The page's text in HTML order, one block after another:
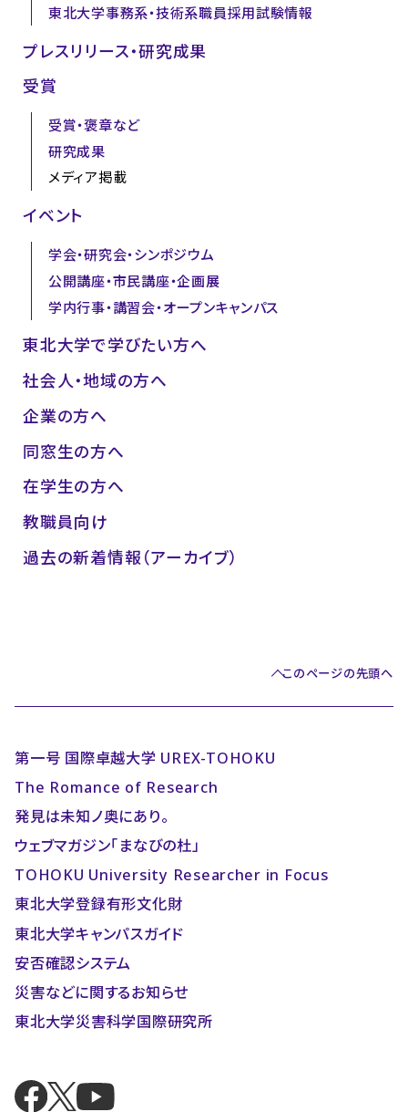
東北大学事務系・技術系職員採用試験情報
プレスリリース・研究成果
受賞
受賞・褒章など
研究成果
メディア掲載
イベント
学会・研究会・シンポジウム
公開講座・市民講座・企画展
学内行事・講習会・オープンキャンパス
東北大学で学びたい方へ
社会人・地域の方へ
企業の方へ
同窓生の方へ
在学生の方へ
教職員向け
過去の新着情報（アーカイブ）
このページの先頭へ
第一号 国際卓越大学 UREX-TOHOKU
The Romance of Research
発見は未知ノ奥にあり。
ウェブマガジン「まなびの杜」
TOHOKU University Researcher in Focus
東北大学登録有形文化財
東北大学キャンパスガイド
安否確認システム
災害などに関するお知らせ
東北大学災害科学国際研究所